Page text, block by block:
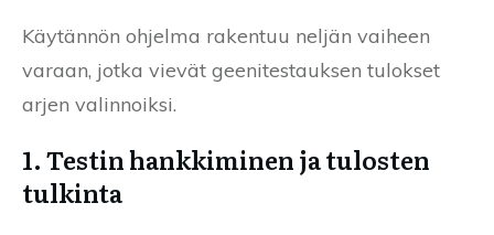
Käytännön ohjelma rakentuu neljän vaiheen
varaan, jotka vievät geenitestauksen tulokset
arjen valinnoiksi.
1. Testin hankkiminen ja tulosten
tulkinta